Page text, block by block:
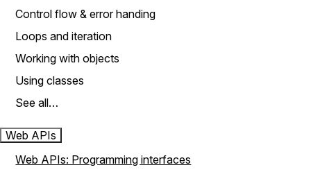
Control flow & error handing
Loops and iteration
Working with objects
Using classes
See all…
Web APIs
Web APIs: Programming interfaces